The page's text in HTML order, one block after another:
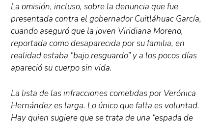
La omisión, incluso, sobre la denuncia que fue
presentada contra el gobernador Cuitláhuac García,
cuando aseguró que la joven Viridiana Moreno,
reportada como desaparecida por su familia, en
realidad estaba “bajo resguardo” y a los pocos días
apareció su cuerpo sin vida.
La lista de las infracciones cometidas por Verónica
Hernández es larga. Lo único que falta es voluntad.
Hay quien sugiere que se trata de una “espada de